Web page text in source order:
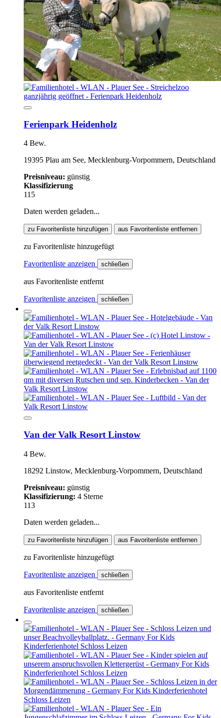
Ferienpark Heidenholz
4 Bew.
19395 Plau am See, Mecklenburg-Vorpommern, Deutschland
Preisniveau: günstig
Klassifizierung
115
Daten werden geladen...
zu Favoritenliste hinzufügen aus Favoritenliste entfernen
zu Favoritenliste hinzugefügt
Favoritenliste anzeigen schließen
aus Favoritenliste entfernt
Favoritenliste anzeigen schließen
Van der Valk Resort Linstow
4 Bew.
18292 Linstow, Mecklenburg-Vorpommern, Deutschland
Preisniveau: günstig
Klassifizierung: 4 Sterne
113
Daten werden geladen...
zu Favoritenliste hinzufügen aus Favoritenliste entfernen
zu Favoritenliste hinzugefügt
Favoritenliste anzeigen schließen
aus Favoritenliste entfernt
Favoritenliste anzeigen schließen